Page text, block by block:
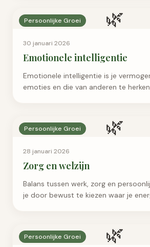
🌿
Persoonlijke Groei
30 januari 2026
Emotionele intelligentie
Emotionele intelligentie is je
emoties en die van anderen te
tips.
🌿
Persoonlijke Groei
28 januari 2026
Zorg en welzijn
Balans tussen werk, zorg en
je door bewust te kiezen waar je
🌿
Persoonlijke Groei